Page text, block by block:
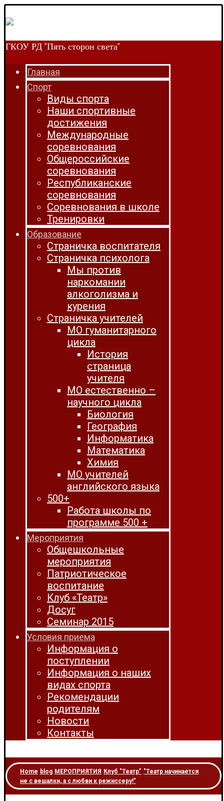
ГКОУ РД "Пять сторон света"
Главная
Спорт
Виды спорта
Наши спортивные
достижения
Международные
соревнования
Общероссийские
соревнования
Республиканские
соревнования
Соревнования в школе
Тренировки
Образование
Страничка воспитателя
Страничка психолога
Мы против
наркомании
алкоголизма и
курения
Страничка учителей
МО гуманитарного
цикла
История
страница
учителя
МО естественно –
научного цикла
Биология
География
Информатика
Математика
Химия
МО учителей
английского языка
500+
Работа школы по
программе 500 +
Мероприятия
Общешкольные
мероприятия
Патриотическое
воспитание
Клуб «Театр»
Досуг
Семинар 2015
Условия приема
Информация о
поступлении
Информация о наших
видах спорта
Рекомендации
родителям
Новости
Контакты
Home blog МЕРОПРИЯТИЯ Клуб "Театр" "Театр начинается
не с вешалки, а с любви к режиссеру!"